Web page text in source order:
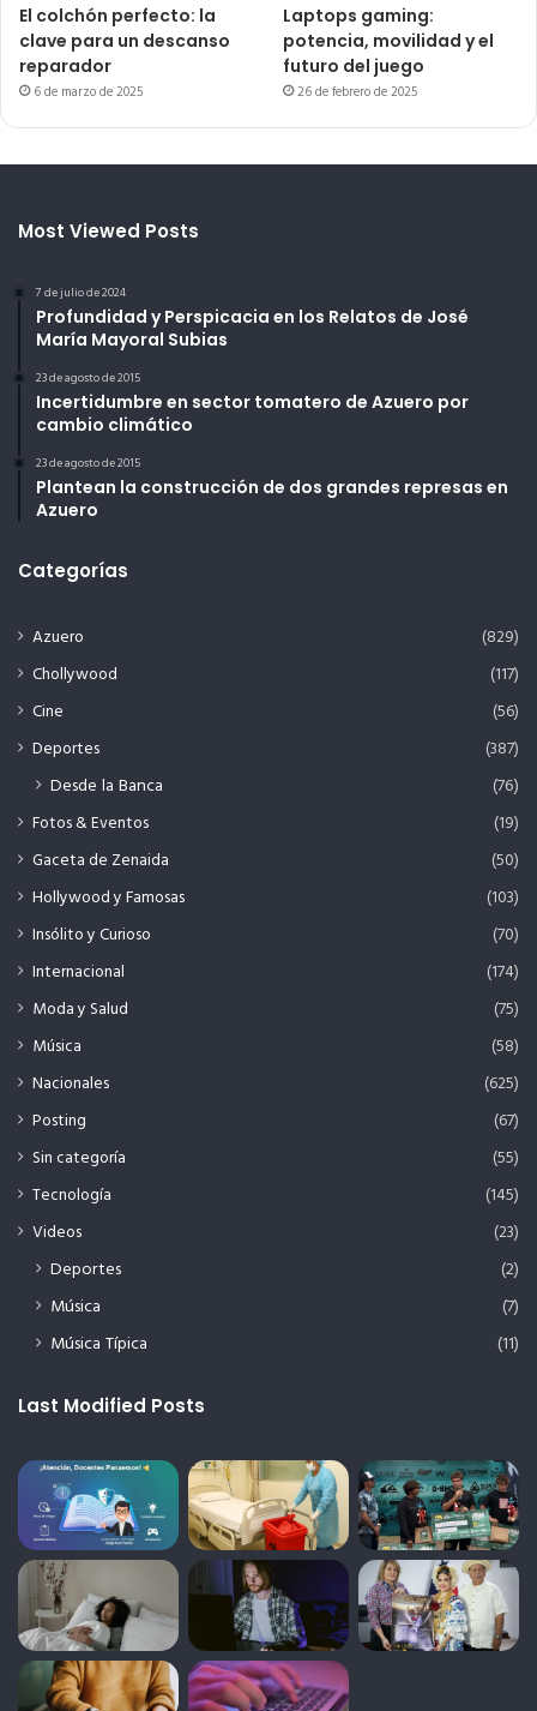
El colchón perfecto: la
clave para un descanso
reparador
6 de marzo de 2025
Laptops gaming:
potencia, movilidad y el
futuro del juego
26 de febrero de 2025
Most Viewed Posts
7 de julio de 2024
Profundidad y Perspicacia en los Relatos de José
María Mayoral Subias
23 de agosto de 2015
Incertidumbre en sector tomatero de Azuero por
cambio climático
23 de agosto de 2015
Plantean la construcción de dos grandes represas en
Azuero
Categorías
Azuero
(829)
Chollywood
(117)
Cine
(56)
Deportes
(387)
Desde la Banca (76)
Fotos & Eventos
(19)
Gaceta de Zenaida
(50)
Hollywood y Famosas
(103)
Insólito y Curioso
(70)
Internacional
(174)
Moda y Salud
(75)
Música
(58)
Nacionales
(625)
Posting
(67)
Sin categoría
(55)
Tecnología
(145)
Videos
(23)
Deportes
(2)
Música
(7)
Música Típica
(11)
Last Modified Posts